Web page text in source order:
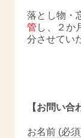
落とし物・
管 し、２か
分させてい
【お問い合
お名前 (必